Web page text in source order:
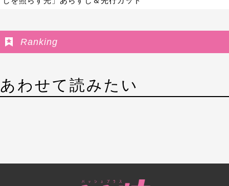
Ranking
あわせて読みたい